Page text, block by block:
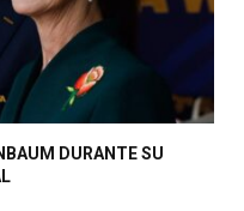
DURANTE SU